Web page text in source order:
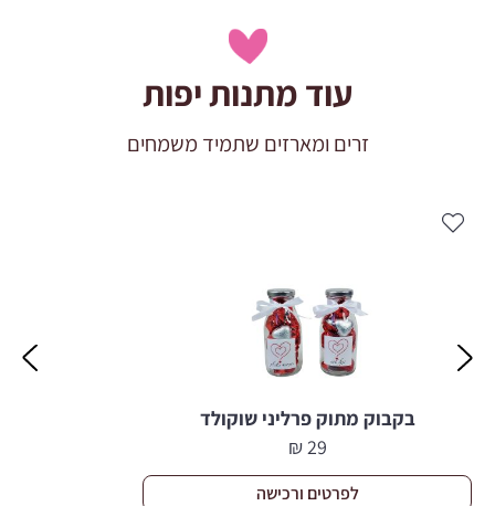
עוד מתנות יפות
זרים ומארזים שתמיד משמחים
בקבוק מתוק פרליני שוקולד
29
₪
לפרטים ורכישה